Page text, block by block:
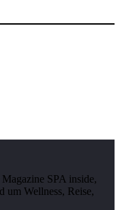
SPA inside,
um Wellness, Reise,